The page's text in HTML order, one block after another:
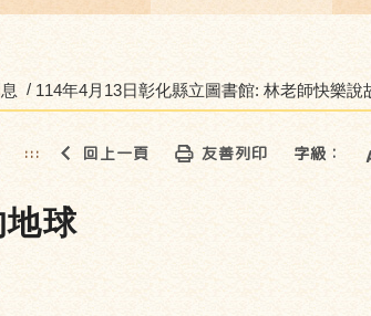
114年4月13日彰化縣立圖書館: 林老師快樂說
::: 回上一頁 友善列印 字級：
球